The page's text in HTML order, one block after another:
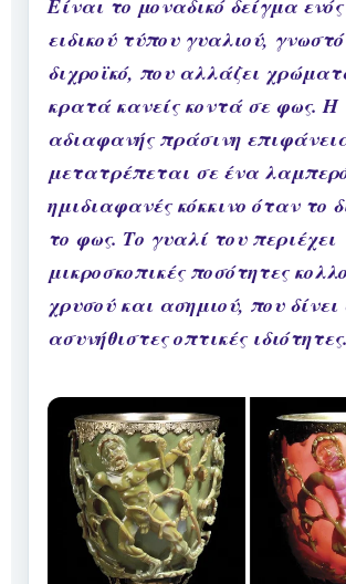
Είναι το μοναδικό δείγμα
ειδικού τύπου γυαλιού,
διχροϊκό, που αλλάζει
κρατά κανείς κοντά σε φως. Η
αδιαφανής πράσινη
μετατρέπεται σε ένα
ημιδιαφανές κόκκινο όταν το
το φως. Το γυαλί του περιέχει
μικροσκοπικές ποσότητες
χρυσού και ασημιού, που δίνει
ασυνήθιστες οπτικές ιδιότητες.